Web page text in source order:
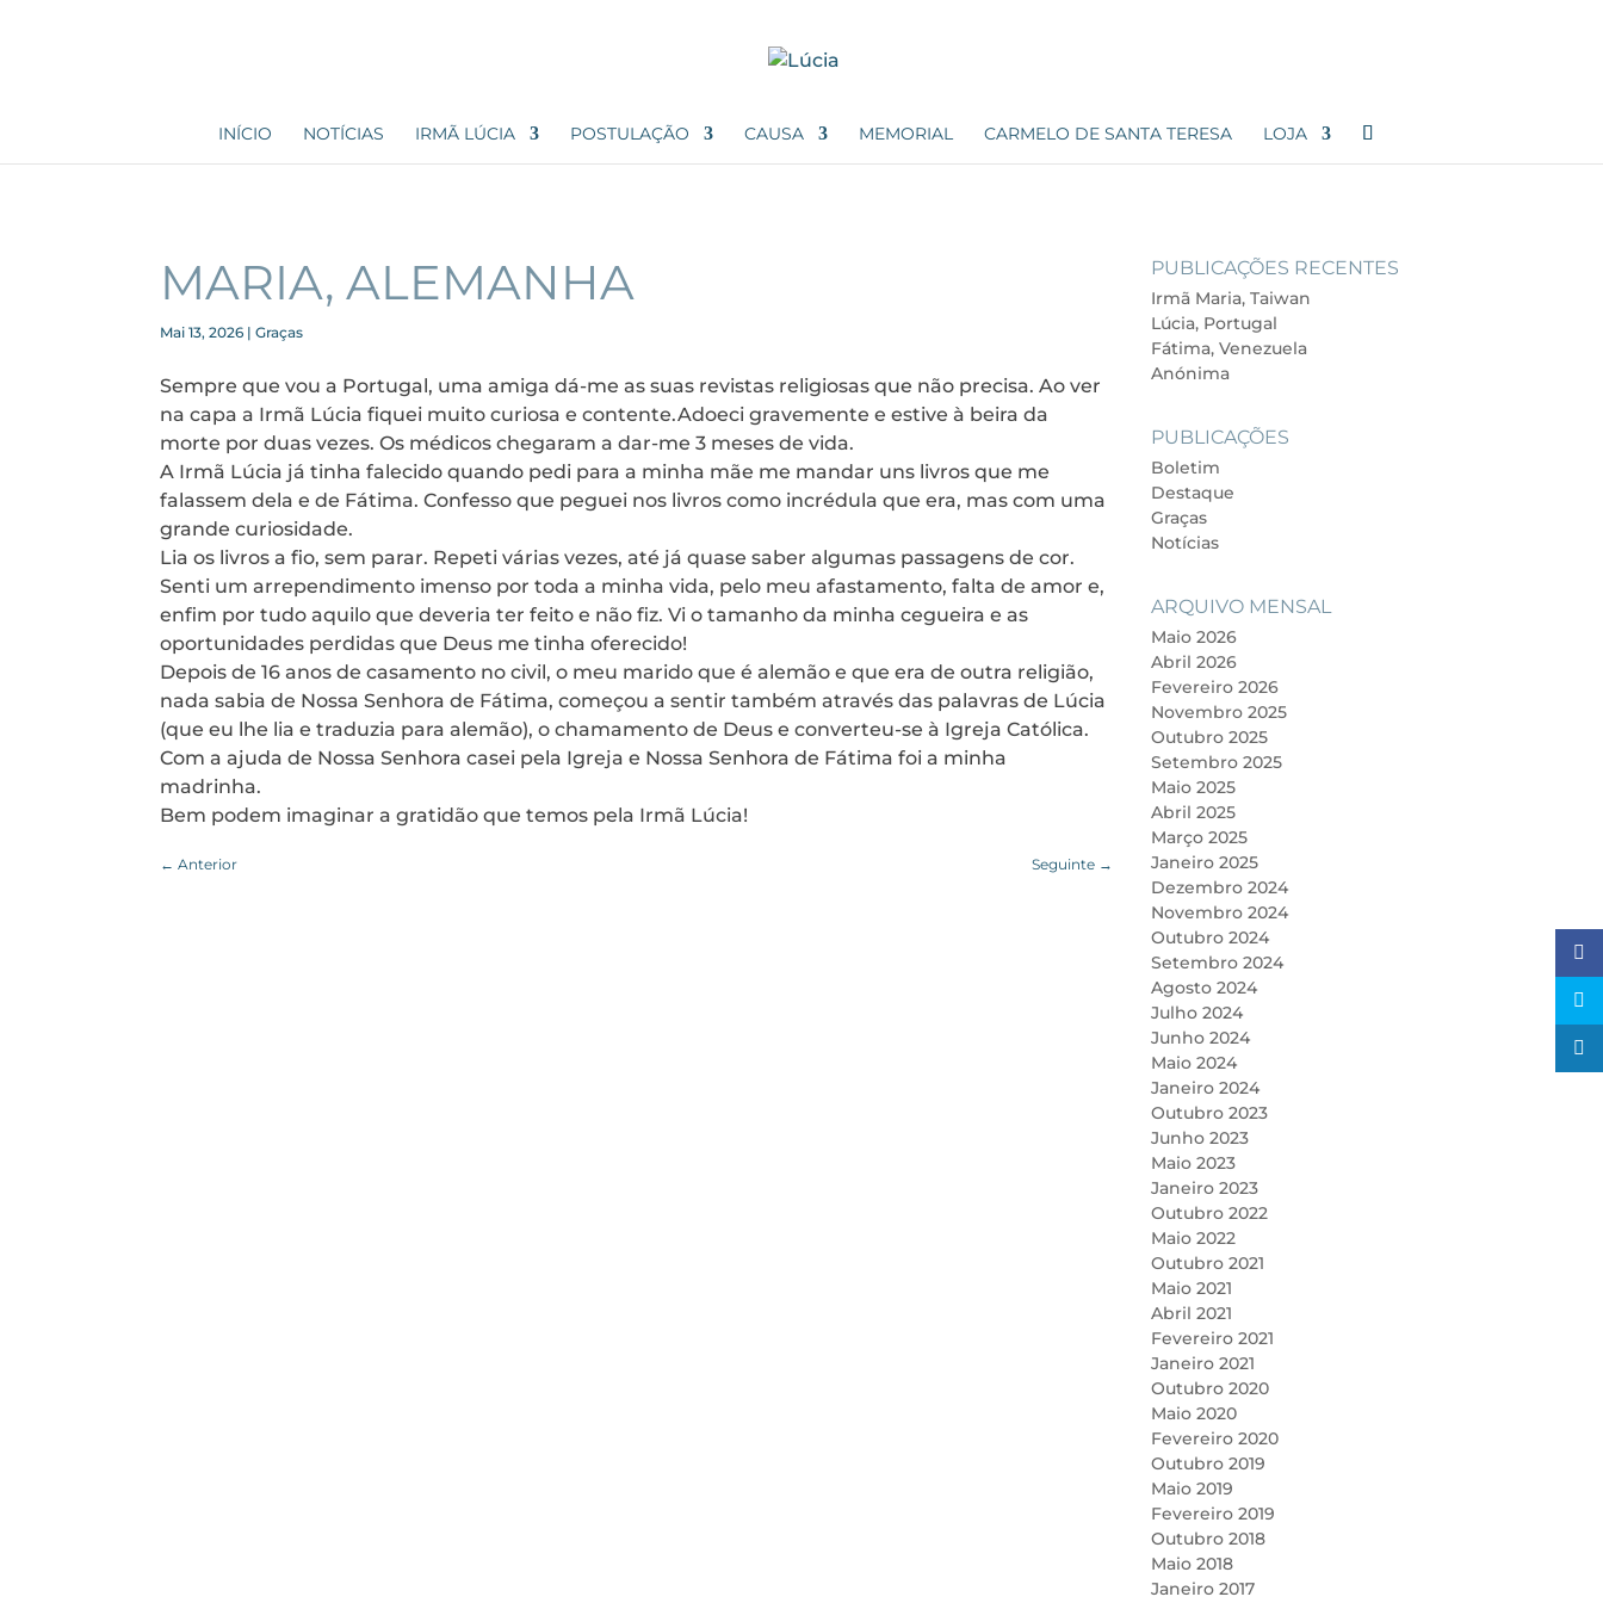
INÍCIO NOTÍCIAS IRMÃ LÚCIA POSTULAÇÃO CAUSA MEMORIAL CARMELO DE SANTA TERESA LOJA
MARIA, ALEMANHA
Mai 13, 2026 |Graças
Sempre que vou a Portugal, uma amiga dá-me as suas revistas religiosas que não precisa. Ao ver
na capa a Irmã Lúcia fiquei muito curiosa e contente.Adoeci gravemente e estive à beira da
morte por duas vezes. Os médicos chegaram a dar-me 3 meses de vida.
A Irmã Lúcia já tinha falecido quando pedi para a minha mãe me mandar uns livros que me
falassem dela e de Fátima. Confesso que peguei nos livros como incrédula que era, mas com uma
grande curiosidade.
Lia os livros a fio, sem parar. Repeti várias vezes, até já quase saber algumas passagens de cor.
Senti um arrependimento imenso por toda a minha vida, pelo meu afastamento, falta de amor e,
enfim por tudo aquilo que deveria ter feito e não fiz. Vi o tamanho da minha cegueira e as
oportunidades perdidas que Deus me tinha oferecido!
Depois de 16 anos de casamento no civil, o meu marido que é alemão e que era de outra religião,
nada sabia de Nossa Senhora de Fátima, começou a sentir também através das palavras de Lúcia
(que eu lhe lia e traduzia para alemão), o chamamento de Deus e converteu-se à Igreja Católica.
Com a ajuda de Nossa Senhora casei pela Igreja e Nossa Senhora de Fátima foi a minha
madrinha.
Bem podem imaginar a gratidão que temos pela Irmã Lúcia!
←Anterior Seguinte→
PUBLICAÇÕES RECENTES
Irmã Maria, Taiwan
Lúcia, Portugal
Fátima, Venezuela
Anónima
PUBLICAÇÕES
Boletim
Destaque
Graças
Notícias
ARQUIVO MENSAL
Maio 2026
Abril 2026
Fevereiro 2026
Novembro 2025
Outubro 2025
Setembro 2025
Maio 2025
Abril 2025
Março 2025
Janeiro 2025
Dezembro 2024
Novembro 2024
Outubro 2024
Setembro 2024
Agosto 2024
Julho 2024
Junho 2024
Maio 2024
Janeiro 2024
Outubro 2023
Junho 2023
Maio 2023
Janeiro 2023
Outubro 2022
Maio 2022
Outubro 2021
Maio 2021
Abril 2021
Fevereiro 2021
Janeiro 2021
Outubro 2020
Maio 2020
Fevereiro 2020
Outubro 2019
Maio 2019
Fevereiro 2019
Outubro 2018
Maio 2018
Janeiro 2017